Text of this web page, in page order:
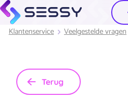
Klantenservice Veelgestelde vragen
Terug